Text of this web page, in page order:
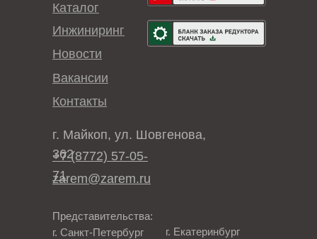
+7 (8772) 57-05-
71
Каталог
Инжиниринг
Контакты
Новости
Вакансии
zarem@zarem.ru
г. Майкоп, ул. Шовгенова,
362
Представительства:
г. Санкт-Петербург
г. Екатеринбург